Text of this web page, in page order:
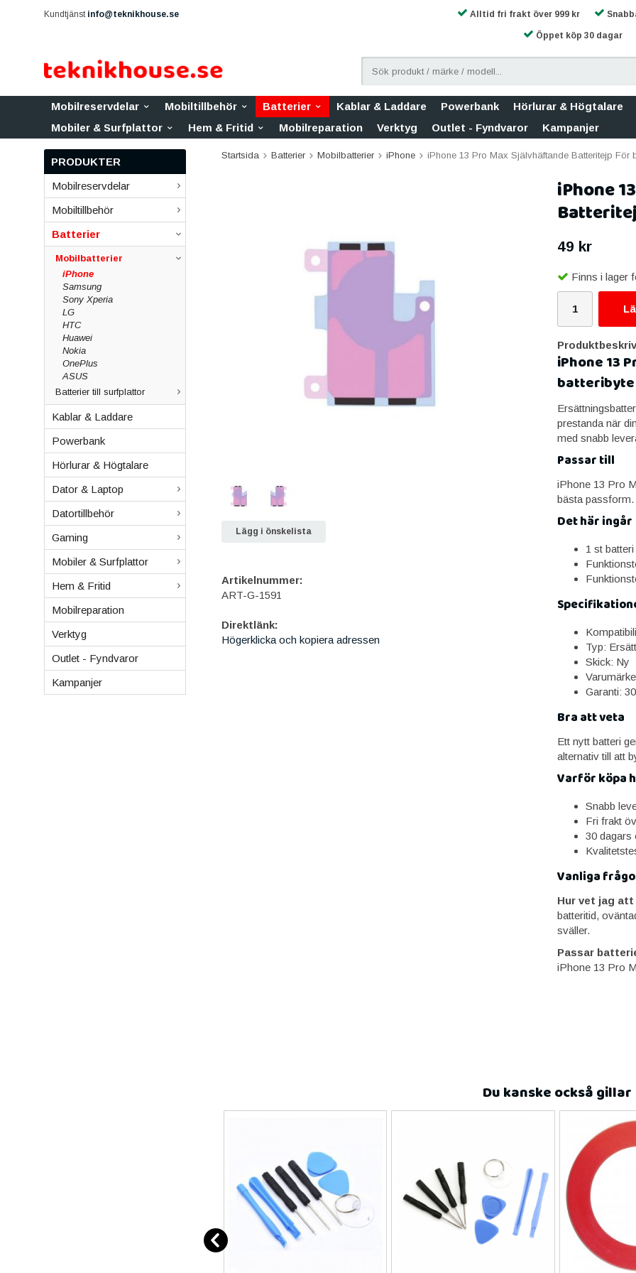
Kundtjänst info@teknikhouse.se Alltid fri frakt över 999 kr
Öppet köp 30 dagar
Mobilreservdelar Mobiltillbehör Batterier Kablar & Laddare Powerbank
Hörlurar & Högtalare
Mobiler & Surfplattor
Hem & Fritid Mobilreparation Verktyg Outlet - Fyndvaror Kampanjer
PRODUKTER
Mobilreservdelar
Mobiltillbehör
Batterier
Mobilbatterier
iPhone
Samsung
Sony Xperia
LG
HTC
Huawei
Nokia
OnePlus
ASUS
Batterier till surfplattor
Kablar & Laddare
Powerbank
Hörlurar & Högtalare
Dator & Laptop
Datortillbehör
Gaming
Mobiler & Surfplattor
Hem & Fritid
Mobilreparation
Verktyg
Outlet - Fyndvaror
Kampanjer
Startsida Batterier Mobilbatterier iPhone iPhone 13 Pro Max Självhäftande Batteritejp För
iPhone
49 kr
Finns i lager
iPhone 13
batteribyte
prestanda när
med snabb
Passar till
iPhone 13 Pro
bästa passform.
Det här ingår
1 st
Typ:
Skick: Ny
Garanti:
Bra att veta
Ett nytt batteri
alternativ till att
Varför köpa
Snabb
Fri frakt
30 dagars
Vanliga
Hur vet jag
batteritid,
sväller.
Passar
iPhone 13 Pro
Lägg i önskelista
Artikelnummer:
ART-G-1591
Direktlänk:
Högerklicka och kopiera adressen
Du kanske också gillar